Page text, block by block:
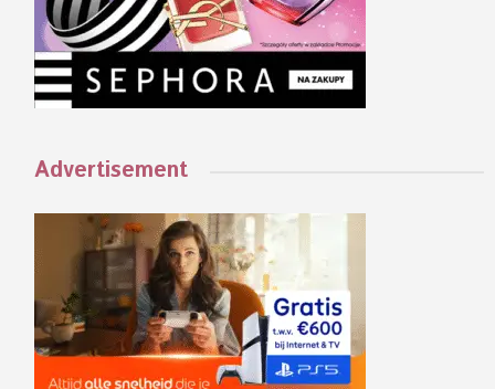
Advertisement